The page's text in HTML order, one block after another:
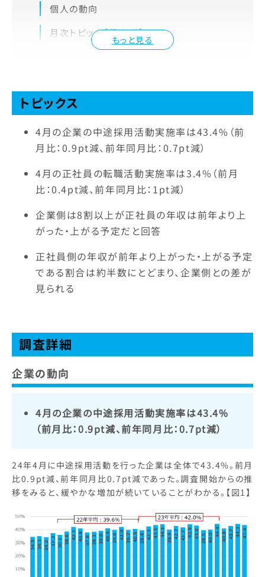
もっと見る
個人の動向
月次トピック【賃上げ】
トピックス
4月の企業の中途採用活動実施率は43.4%（前
月比：0.9pt減、前年同月比：0.7pt減）
4月の正社員の転職活動実施率は3.4%（前月
比：0.4pt減、前年同月比：1pt減）
企業側は8割以上が正社員の年収は前年より上
がった・上がる予定だと回答
正社員側の年収が前年より上がった・上がる予定
である割合は約半数にとどまり、企業側との差が
見られる
調査詳細
企業の動向
4月の企業の中途採用活動実施率は43.4%
（前月比：0.9pt減、前年同月比：0.7pt減）
24年4月に中途採用活動を行った企業は全体で43.4%。前月
比0.9pt減、前年同月比0.7pt減であった。調査開始からの推
移をみると、緩やかな増加が続いていることがわかる。【図1】